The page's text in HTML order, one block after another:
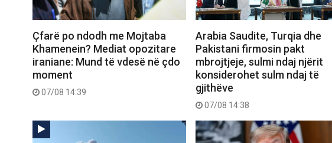
Çfarë po ndodh me Mojtaba
Khamenein? Mediat opozitare
iraniane: Mund të vdesë në çdo
moment
07/08 14:39
Arabia Saudite, Turqia dhe
Pakistani firmosin pakt
mbrojtjeje, sulmi ndaj njërit
konsiderohet sulm ndaj të
gjithëve
07/08 14:38